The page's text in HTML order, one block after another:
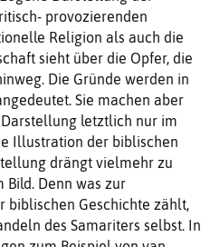
provozierenden
Religion als auch die
sieht über die Opfer, die
Die Gründe werden in
Sie machen aber
letztlich nur im
Illustration der biblischen
drängt vielmehr zu
Denn was zur
Geschichte zählt,
des Samariters selbst. In